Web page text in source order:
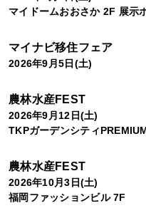
マイドームおおさか 2F 展示
マイナビ移住フェア
2026年9月5日(土)
農林水産FEST
2026年9月12日(土)
TKPガーデンシティ
農林水産FEST
2026年10月3日(土)
福岡ファッションビル 7F